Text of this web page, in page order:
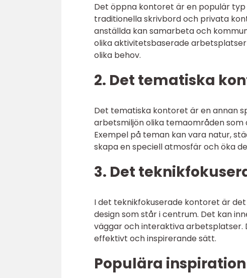
Det öppna kontoret är en populär
traditionella skrivbord och privata
anställda kan samarbeta och
olika aktivitetsbaserade
olika behov.
2. Det tematiska
Det tematiska kontoret är en annan
arbetsmiljön olika temaområden
Exempel på teman kan vara natur,
skapa en speciell atmosfär och öka
3. Det
I det teknikfokuserade kontoret är
design som står i centrum. Det kan
väggar och interaktiva
effektivt och inspirerande sätt.
Populära